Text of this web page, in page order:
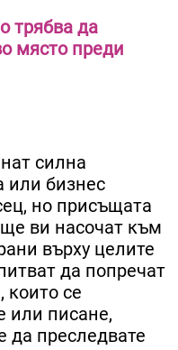
трябва да
място преди
силна
или бизнес
но присъщата
ви насочат към
върху целите
да попречат
които се
или писане,
да преследвате